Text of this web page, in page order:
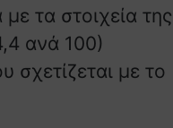
τα στοιχεία της
ανά 100)
με το